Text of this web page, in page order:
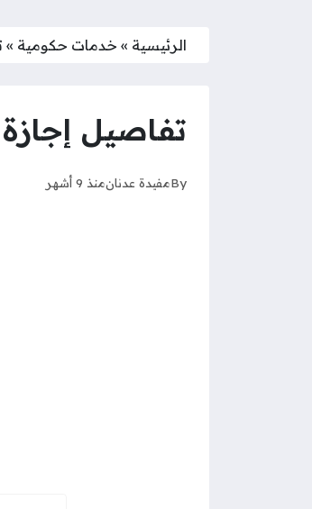
الرئيسية » خدمات حكومية »
تفاصيل
Byمفيدة عدنانمنذ 9 أشهر